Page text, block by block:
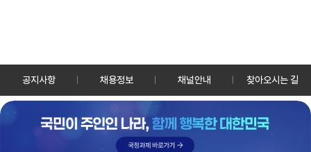
공지사항 채용정보 채널안내 찾아오시는 길
30128 세종특별자치시 정부2청사로 13 한국정책방송원 KTV
TEL: 044-204-8000
Copyrightⓒ KTV 국민방송 All Rights Reserved.